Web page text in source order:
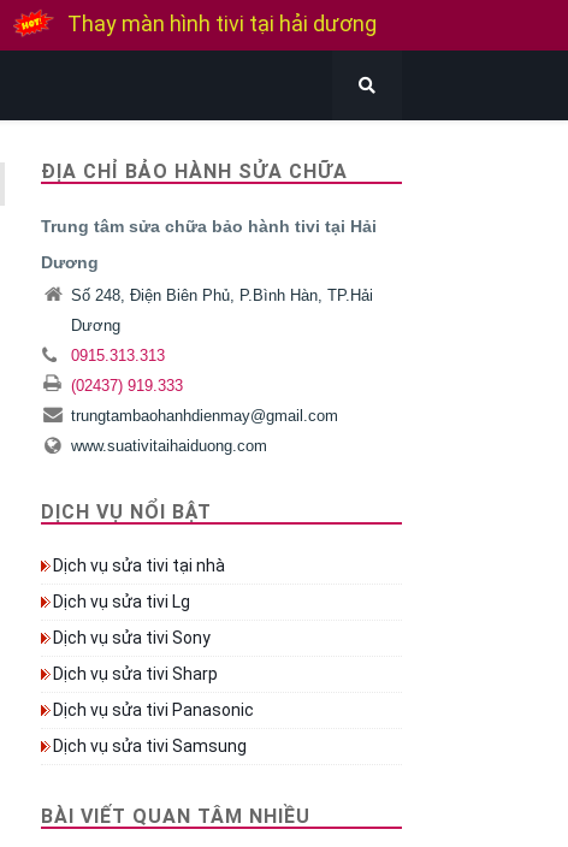
Thay màn hình tivi Samsung
Bán tivi cũ tại hải dương
Thu mua tivi cũ hỏng tại hải dương
ĐỊA CHỈ BẢO HÀNH SỬA CHỮA
Trung tâm sửa chữa bảo hành tivi tại Hải
Dương
Số 248, Điện Biên Phủ, P.Bình Hàn, TP.Hải
Dương
0915.313.313
(02437) 919.333
trungtambaohanhdienmay@gmail.com
www.suativitaihaiduong.com
DỊCH VỤ NỔI BẬT
Dịch vụ sửa tivi tại nhà
Dịch vụ sửa tivi Lg
Dịch vụ sửa tivi Sony
Dịch vụ sửa tivi Sharp
Dịch vụ sửa tivi Panasonic
Dịch vụ sửa tivi Samsung
BÀI VIẾT QUAN TÂM NHIỀU